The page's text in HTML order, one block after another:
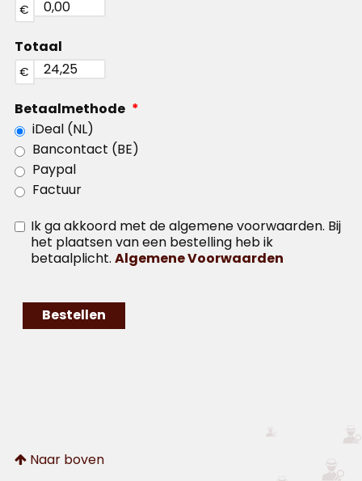
€
Totaal
€
Betaalmethode *
iDeal (NL)
Bancontact (BE)
Paypal
Factuur
Ik ga akkoord met de algemene voorwaarden. Bij
het plaatsen van een bestelling heb ik
betaalplicht. Algemene Voorwaarden
Naar boven